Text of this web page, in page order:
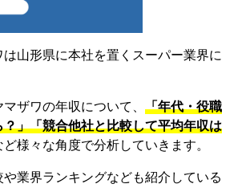
山形県に本社を置くスーパー業界に
ザワの年収について、 「年代・役職
」「競合他社と比較して平均年収は
ど様々な角度で分析していきます。
業界ランキングなども紹介している